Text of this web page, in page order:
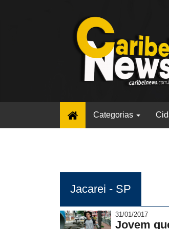
(current)Categorias
Jacarei - SP
31/01/2017
Jovem